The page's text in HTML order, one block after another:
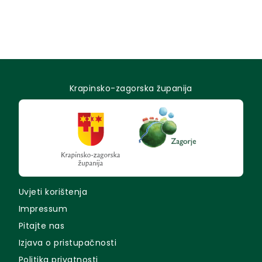
Krapinsko-zagorska županija
Uvjeti korištenja
Impressum
Pitajte nas
Izjava o pristupačnosti